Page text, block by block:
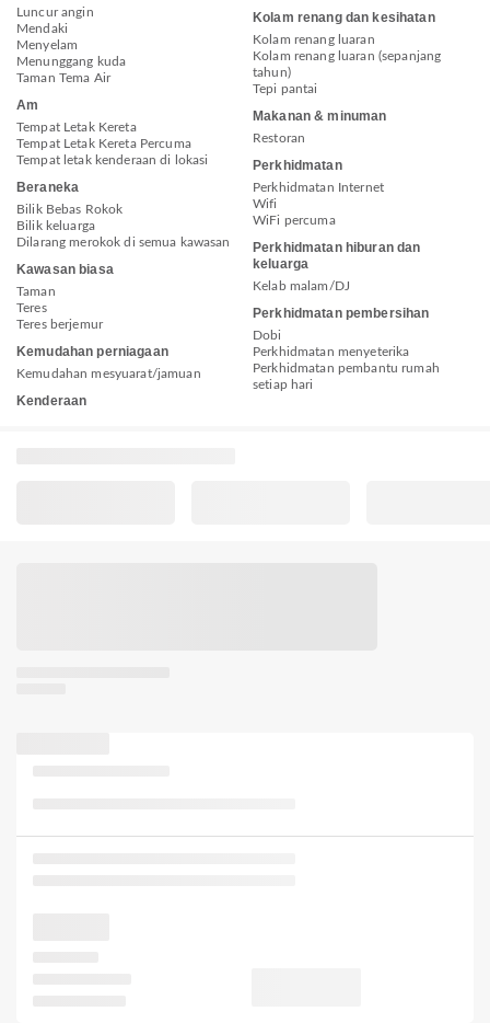
Luncur angin
Mendaki
Menyelam
Menunggang kuda
Taman Tema Air
Am
Tempat Letak Kereta
Tempat Letak Kereta Percuma
Tempat letak kenderaan di lokasi
Beraneka
Bilik Bebas Rokok
Bilik keluarga
Dilarang merokok di semua kawasan
Kawasan biasa
Taman
Teres
Teres berjemur
Kemudahan perniagaan
Kemudahan mesyuarat/jamuan
Kenderaan
Kolam renang dan kesihatan
Kolam renang luaran
Kolam renang luaran (sepanjang
tahun)
Tepi pantai
Makanan & minuman
Restoran
Perkhidmatan
Perkhidmatan Internet
Wifi
WiFi percuma
Perkhidmatan hiburan dan
keluarga
Kelab malam/DJ
Perkhidmatan pembersihan
Dobi
Perkhidmatan menyeterika
Perkhidmatan pembantu rumah
setiap hari